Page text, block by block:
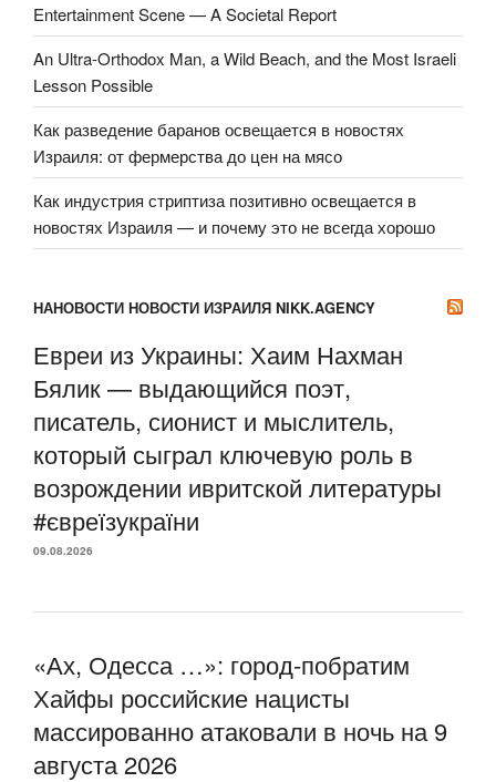
Entertainment Scene — A Societal Report
An Ultra-Orthodox Man, a Wild Beach, and the Most Israeli
Lesson Possible
Как разведение баранов освещается в новостях
Израиля: от фермерства до цен на мясо
Как индустрия стриптиза позитивно освещается в
новостях Израиля — и почему это не всегда хорошо
НАНОВОСТИ НОВОСТИ ИЗРАИЛЯ NIKK.AGENCY
Евреи из Украины: Хаим Нахман
Бялик — выдающийся поэт,
писатель, сионист и мыслитель,
который сыграл ключевую роль в
возрождении ивритской литературы
#євреїзукраїни
09.08.2026
«Ах, Одесса …»: город-побратим
Хайфы российские нацисты
массированно атаковали в ночь на 9
августа 2026